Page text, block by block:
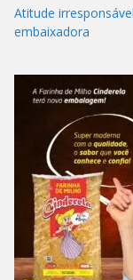
Atitude
embaixadora